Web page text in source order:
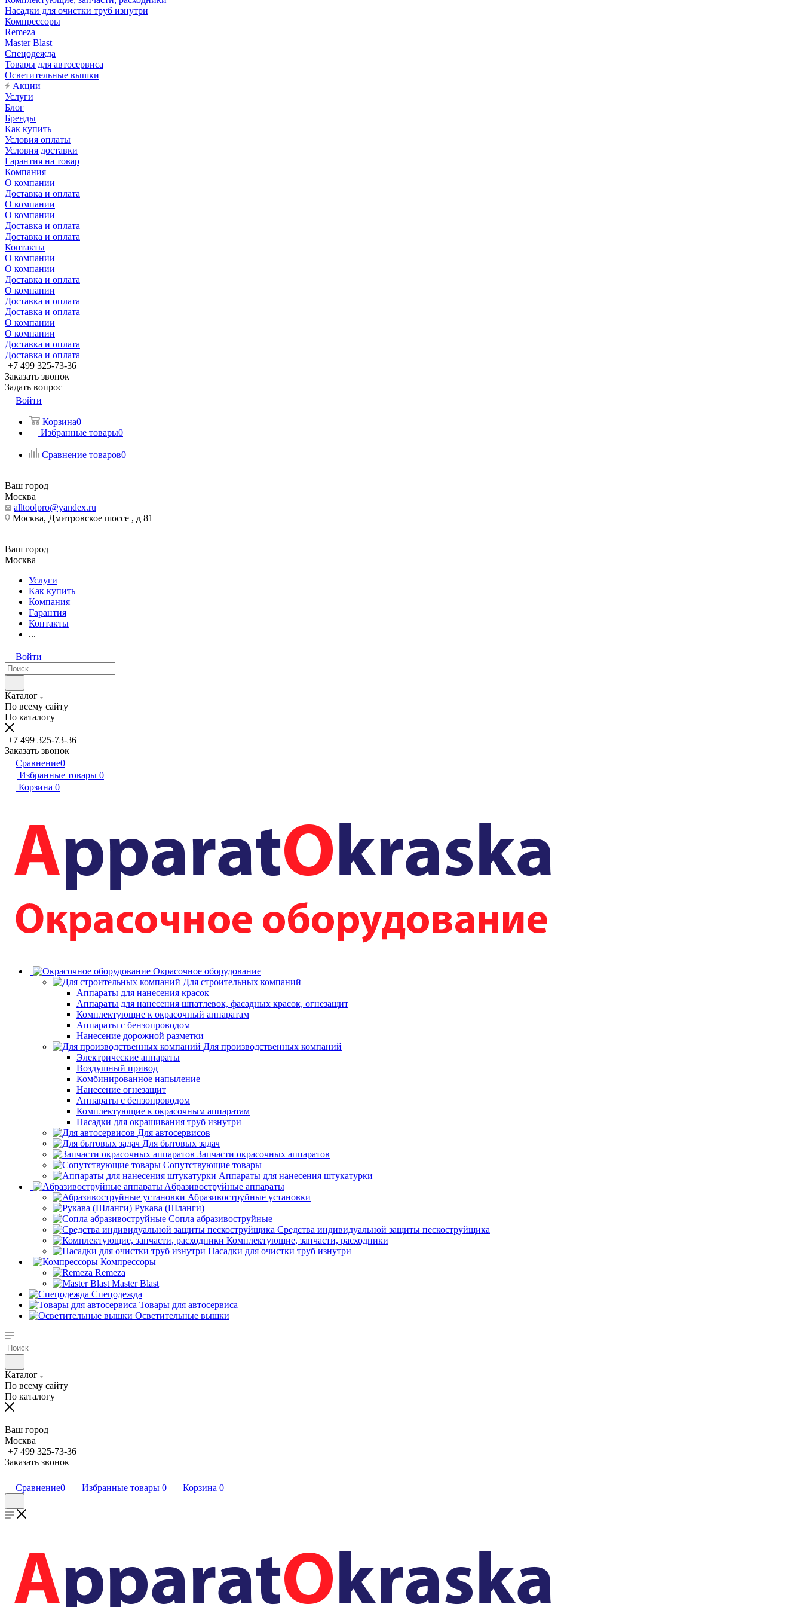
Насадки для очистки труб изнутри
Компрессоры
Remeza
Master Blast
Спецодежда
Товары для автосервиса
Осветительные вышки
Акции
Услуги
Блог
Бренды
Как купить
Условия оплаты
Условия доставки
Гарантия на товар
Компания
О компании
Доставка и оплата
О компании
О компании
Доставка и оплата
Доставка и оплата
Контакты
О компании
О компании
Доставка и оплата
О компании
Доставка и оплата
Доставка и оплата
О компании
О компании
Доставка и оплата
Доставка и оплата
+7 499 325-73-36
Заказать звонок
Задать вопрос
Войти
Корзина0
Избранные товары0
Сравнение товаров0
Ваш город
Москва
alltoolpro@yandex.ru
Москва, Дмитровское шоссе , д 81
Ваш город
Москва
Услуги
Как купить
Компания
Гарантия
Контакты
...
Войти
Каталог
По всему сайту
По каталогу
+7 499 325-73-36
Заказать звонок
Сравнение0
Избранные товары 0
Корзина 0
Окрасочное оборудование
Для строительных компаний
Аппараты для нанесения красок
Аппараты для нанесения шпатлевок, фасадных красок, огнезащит
Комплектующие к окрасочный аппаратам
Аппараты с бензопроводом
Нанесение дорожной разметки
Для производственных компаний
Электрические аппараты
Воздушный привод
Комбинированное напыление
Нанесение огнезащит
Аппараты с бензопроводом
Комплектующие к окрасочным аппаратам
Насадки для окрашивания труб изнутри
Для автосервисов
Для бытовых задач
Запчасти окрасочных аппаратов
Сопутствующие товары
Аппараты для нанесения штукатурки
Aбразивоструйные аппараты
Абразивоструйные установки
Рукава (Шланги)
Сопла абразивоструйные
Средства индивидуальной защиты пескоструйщика
Комплектующие, запчасти, расходники
Насадки для очистки труб изнутри
Компрессоры
Remeza
Master Blast
Спецодежда
Товары для автосервиса
Осветительные вышки
Каталог
По всему сайту
По каталогу
Ваш город
Москва
+7 499 325-73-36
Заказать звонок
Сравнение0 Избранные товары 0 Корзина 0